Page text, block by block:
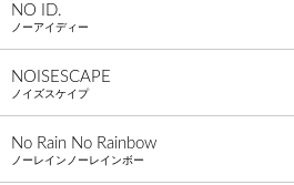
NO ID.
ノーアイディー
NOISESCAPE
ノイズスケイプ
No Rain No Rainbow
ノーレインノーレインボー